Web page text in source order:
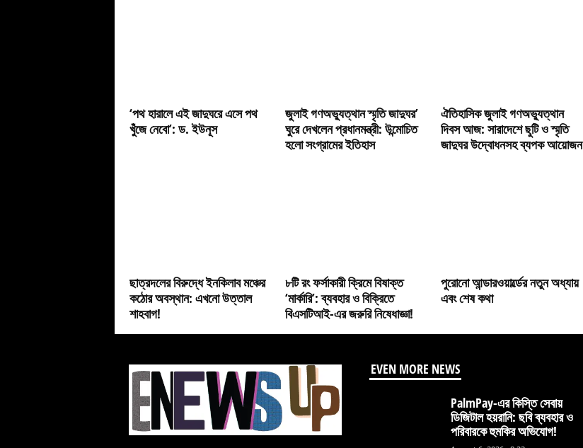
‘পথ হারালে এই জাদুঘরে এসে পথ
খুঁজে নেবো’: ড. ইউনূস
জুলাই গণঅভ্যুত্থান স্মৃতি জাদুঘর’
ঘুরে দেখলেন প্রধানমন্ত্রী: উন্মোচিত
হলো সংগ্রামের ইতিহাস
ঐতিহাসিক জুলাই গণঅভ্যুত্থান
দিবস আজ: সারাদেশে ছুটি ও স্মৃতি
জাদুঘর উদ্বোধনসহ ব্যপক আয়োজন
ছাত্রদলের বিরুদ্ধে ইনকিলাব মঞ্চের
কঠোর অবস্থান: এখনো উত্তাল
শাহবাগ!
৮টি রং ফর্সাকারী ক্রিমে বিষাক্ত
‘মার্কারি’: ব্যবহার ও বিক্রিতে
বিএসটিআই-এর জরুরি নিষেধাজ্ঞা!
পুরোনো আন্ডারওয়ার্ল্ডের নতুন অধ্যায়
এবং শেষ কথা
EVEN MORE NEWS
PalmPay-এর কিস্তি সেবায়
ডিজিটাল হয়রানি: ছবি ব্যবহার ও
পরিবারকে হুমকির অভিযোগ!